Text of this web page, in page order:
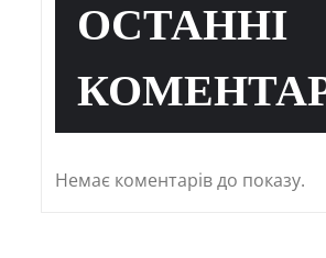
ОСТАННІ
Немає коментарів до показу.